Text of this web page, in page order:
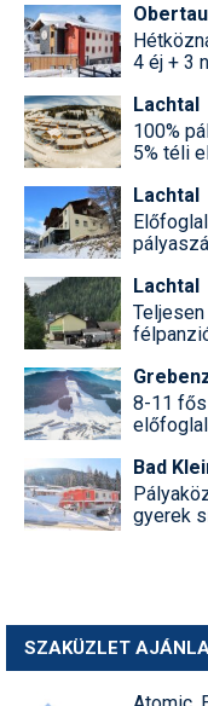
4 éj + 3
Lachtal
100%
5% téli
Lachtal
Lachtal
8-11 fős
Bad
gyerek
SZAKÜZLET